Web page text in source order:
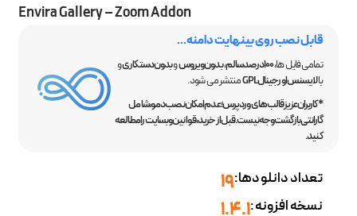
Envira Gallery – Zoom Addon
قابل نصب روی بینهایت دامنه...
تمامی فایل ها،100 درصد سالم ،بدون ویروسوبدون دستکاریو
بالایسنس اورجینال GPL
منتشر می شود.
*کاربران عزیز قالب‌های وردپرس؛ عدم امکان نصب دمو، شامل
گارانتی بازگشت وجه نیست. قبل از خرید، قوانین وبسایت را مطالعه
کنید.
تعداد دانلودها:19
نسخه افزونه:1.4.1